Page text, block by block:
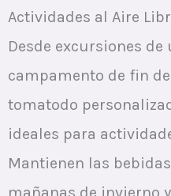
Actividades al Aire
Desde excursiones
campamento de fin
tomatodo
ideales para
Mantienen las
mañanas de invierno